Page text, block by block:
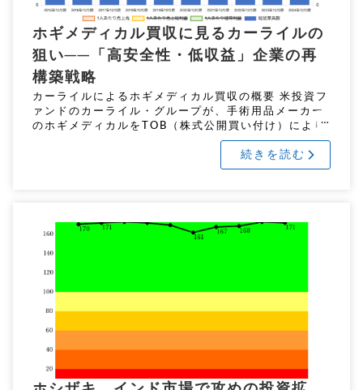
ホギメディカル買収に見るカーライルの
狙い──「高安全性・低収益」企業の再
構築戦略
カーライルによるホギメディカル買収の概要 米投資フ
ァンドのカーライル・グループが、手術用品メーカー
のホギメディカルをTOB（株式公開買い付け）により
買収する方針を固めた。買収額は約1,500億円規模
続きを読む